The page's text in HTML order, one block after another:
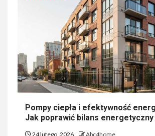
Pompy ciepła i efektywność
Jak poprawić bilans energetyczny
24 lutego, 2026 Abc4home